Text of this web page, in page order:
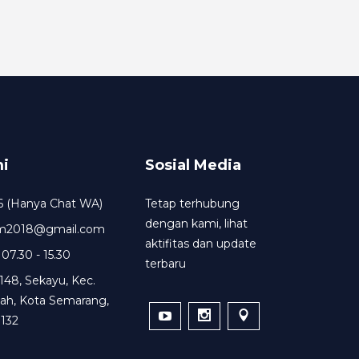
(Hanya Chat WA)
- 15.30
Sekayu, Kec.
Kota Semarang,
Sosial Media
Tetap terhubung
dengan kami, lihat
aktifitas dan update
terbaru